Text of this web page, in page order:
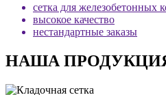
сетка для железобетонных
высокое качество
нестандартные заказы
НАША